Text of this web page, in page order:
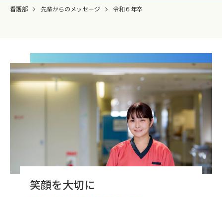
看護部 先輩からのメッセージ 令和６年卒
笑顔を大切に